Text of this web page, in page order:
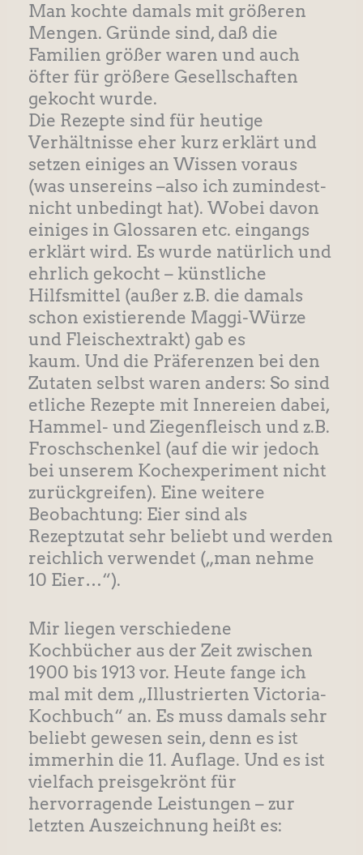
Man kochte damals mit größeren
Mengen. Gründe sind, daß die
Familien größer waren und auch
öfter für größere Gesellschaften
gekocht wurde.
Die Rezepte sind für heutige
Verhältnisse eher kurz erklärt und
setzen einiges an Wissen voraus
(was unsereins –also ich zumindest-
nicht unbedingt hat). Wobei davon
einiges in Glossaren etc. eingangs
erklärt wird. Es wurde natürlich und
ehrlich gekocht – künstliche
Hilfsmittel (außer z.B. die damals
schon existierende Maggi-Würze
und Fleischextrakt) gab es
kaum. Und die Präferenzen bei den
Zutaten selbst waren anders: So sind
etliche Rezepte mit Innereien dabei,
Hammel- und Ziegenfleisch und z.B.
Froschschenkel (auf die wir jedoch
bei unserem Kochexperiment nicht
zurückgreifen). Eine weitere
Beobachtung: Eier sind als
Rezeptzutat sehr beliebt und werden
reichlich verwendet („man nehme
10 Eier…“).
Mir liegen verschiedene
Kochbücher aus der Zeit zwischen
1900 bis 1913 vor. Heute fange ich
mal mit dem „Illustrierten Victoria-
Kochbuch“ an. Es muss damals sehr
beliebt gewesen sein, denn es ist
immerhin die 11. Auflage. Und es ist
vielfach preisgekrönt für
hervorragende Leistungen – zur
letzten Auszeichnung heißt es: